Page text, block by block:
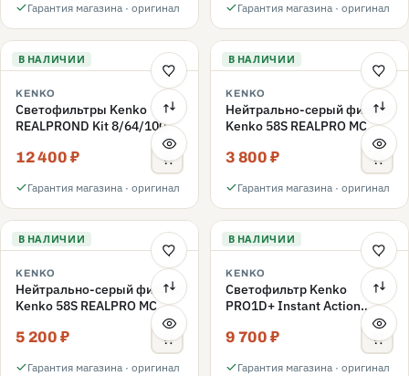
Гарантия магазина · оригинал Гарантия магазина · оригинал
В НАЛИЧИИ
KENKO
Светофильтры Kenko
REALPROND Kit 8/64/1000
12 400 ₽
Гарантия магазина · оригинал
В НАЛИЧИИ
KENKO
Нейтрально-серый фильтр
Kenko 58S REALPRO MC
3 800 ₽
Гарантия магазина · оригинал
В НАЛИЧИИ
KENKO
Нейтрально-серый фильтр
Kenko 58S REALPRO MC
5 200 ₽
Гарантия магазина · оригинал
В НАЛИЧИИ
KENKO
Светофильтр Kenko
PRO1D+ Instant Action
Variable NDX3-450+C-PLS
переменной плотности
9 700 ₽
Гарантия магазина · оригинал